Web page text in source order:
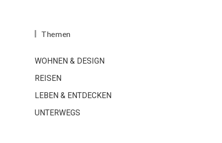
Themen
WOHNEN & DESIGN
REISEN
LEBEN & ENTDECKEN
UNTERWEGS